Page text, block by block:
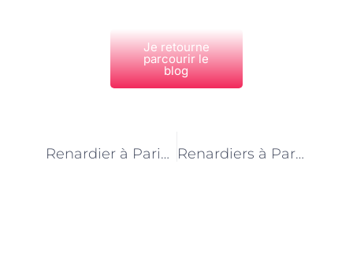
Je retourne
parcourir le
blog
Renardier à Paris : une mission de protection des renards au cœur de la capitale Renardiers à Paris : l’art de vivre avec les renards en ville